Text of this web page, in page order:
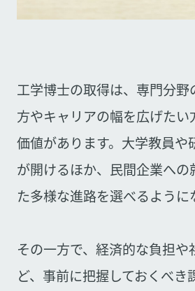
工学博士の取得は、専門分
方やキャリアの幅を広げたい
価値があります。大学教員や
が開けるほか、民間企業への
た多様な進路を選べるように
その一方で、経済的な負担や
ど、事前に把握しておくべき